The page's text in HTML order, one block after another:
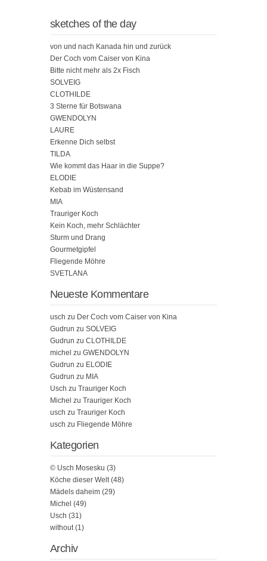
sketches of the day
von und nach Kanada hin und zurück
Der Coch vom Caiser von Kina
Bitte nicht mehr als 2x Fisch
SOLVEIG
CLOTHILDE
3 Sterne für Botswana
GWENDOLYN
LAURE
Erkenne Dich selbst
TILDA
Wie kommt das Haar in die Suppe?
ELODIE
Kebab im Wüstensand
MIA
Trauriger Koch
Kein Koch, mehr Schlächter
Sturm und Drang
Gourmetgipfel
Fliegende Möhre
SVETLANA
Neueste Kommentare
usch zu Der Coch vom Caiser von Kina
Gudrun zu SOLVEIG
Gudrun zu CLOTHILDE
michel zu GWENDOLYN
Gudrun zu ELODIE
Gudrun zu MIA
Usch zu Trauriger Koch
Michel zu Trauriger Koch
usch zu Trauriger Koch
usch zu Fliegende Möhre
Kategorien
© Usch Mosesku (3)
Köche dieser Welt(48)
Mädels daheim (29)
Michel (49)
Usch (31)
without(1)
Archiv